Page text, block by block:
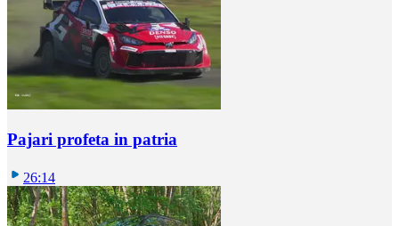
Pajari profeta in patria
26:14